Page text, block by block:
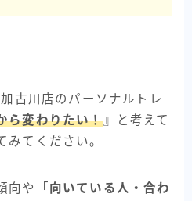
古川店のパーソナルトレ
ら変わりたい！』と考えて
みてください。
向や「 向いている人・合わ